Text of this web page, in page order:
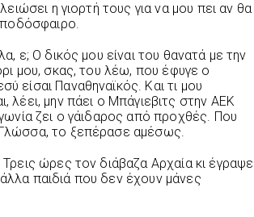
η γιορτή τους για να μου πει αν θα
ποδόσφαιρο.
ε; Ο δικός μου είναι του θανατά με την
μου, σκας, του λέω, που έφυγε ο
είσαι Παναθηναϊκός. Και τι μου
λέει, μην πάει ο Μπάγιεβιτς στην ΑΕΚ
ζει ο γάιδαρος από προχθές. Που
Γλώσσα, το ξεπέρασε αμέσως.
ώρες τον διάβαζα Αρχαία κι έγραψε
παιδιά που δεν έχουν μάνες